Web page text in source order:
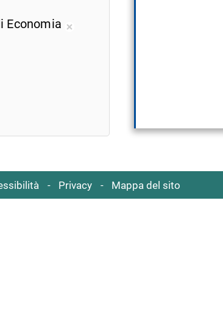
Economia
Privacy Mappa del sito